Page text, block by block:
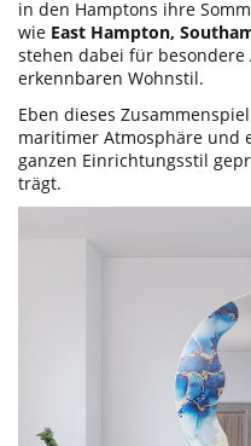
in den Hamptons ihre
wie East Hampton,
stehen dabei für
erkennbaren Wohnstil.
Eben dieses
maritimer Atmosphäre und
ganzen Einrichtungsstil
trägt.